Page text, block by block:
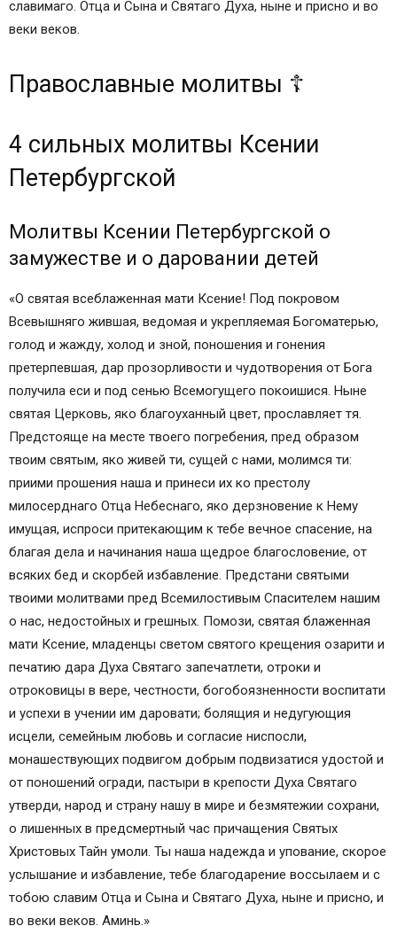
славимаго. Отца и Сына и Святаго Духа, ныне и присно и во
веки веков.
Православные молитвы ☦
4 сильных молитвы Ксении
Петербургской
Молитвы Ксении Петербургской о
замужестве и о даровании детей
«О святая всеблаженная мати Ксение! Под покровом
Всевышняго жившая, ведомая и укрепляемая Богоматерью,
голод и жажду, холод и зной, поношения и гонения
претерпевшая, дар прозорливости и чудотворения от Бога
получила еси и под сенью Всемогущего покоишися. Ныне
святая Церковь, яко благоуханный цвет, прославляет тя.
Предстояще на месте твоего погребения, пред образом
твоим святым, яко живей ти, сущей с нами, молимся ти:
приими прошения наша и принеси их ко престолу
милосерднаго Отца Небеснаго, яко дерзновение к Нему
имущая, испроси притекающим к тебе вечное спасение, на
благая дела и начинания наша щедрое благословение, от
всяких бед и скорбей избавление. Предстани святыми
твоими молитвами пред Всемилостивым Спасителем нашим
о нас, недостойных и грешных. Помози, святая блаженная
мати Ксение, младенцы светом святого крещения озарити и
печатию дара Духа Святаго запечатлети, отроки и
отроковицы в вере, честности, богобоязненности воспитати
и успехи в учении им даровати; болящия и недугующия
исцели, семейным любовь и согласие ниспосли,
монашествующих подвигом добрым подвизатися удостой и
от поношений огради, пастыри в крепости Духа Святаго
утверди, народ и страну нашу в мире и безмятежии сохрани,
о лишенных в предсмертный час причащения Святых
Христовых Тайн умоли. Ты наша надежда и упование, скорое
услышание и избавление, тебе благодарение воссылаем и с
тобою славим Отца и Сына и Святаго Духа, ныне и присно, и
во веки веков. Аминь.»